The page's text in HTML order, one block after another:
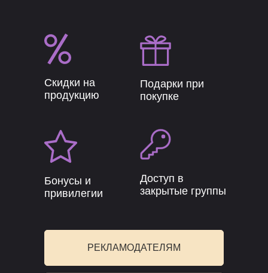
РЕКЛАМОДАТЕЛЯМ
Скидки на
продукцию
Бонусы и
привилегии
Подарки при
покупке
Доступ в
закрытые группы